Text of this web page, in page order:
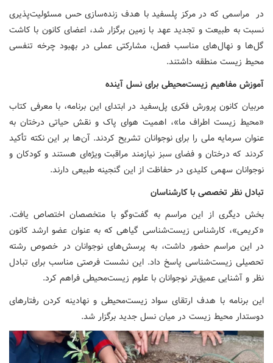
در مراسمی که در مرکز پلسفید با هدف زنده‌سازی حس مسئولیت‌پذیری
نسبت به طبیعت و تجدید عهد با زمین برگزار شد، اعضای کانون با کاشت
گل‌ها و نهال‌های مناسب فصل، مشارکتی عملی در بهبود چرخه تنفسی
محیط زیست منطقه داشتند.
آموزش مفاهیم زیست‌محیطی برای نسل آینده
مربیان کانون پرورش فکری پل‌سفید در ابتدای این برنامه، با معرفی کتاب
«محیط زیست اطراف ما»، اهمیت هوای پاک و نقش حیاتی درختان به
عنوان سرمایه ملی را برای نوجوانان تشریح کردند. آن‌ها بر این نکته تأکید
کردند که درختان و فضای سبز نیازمند مراقبت ویژه‌ای هستند و کودکان و
نوجوانان سهمی کلیدی در حفاظت از این گنجینه طبیعی دارند.
تبادل نظر تخصصی با کارشناسان
بخش دیگری از این مراسم به گفت‌وگو با متخصصان اختصاص یافت.
«کریمی»، کارشناس زیست‌شناسی گیاهی که به عنوان عضو ارشد کانون
در این مراسم حضور داشت، به پرسش‌های نوجوانان در خصوص رشته
تحصیلی زیست‌شناسی پاسخ داد. این نشست فرصتی مناسب برای تبادل
نظر و آشنایی عمیق‌تر نوجوانان با علوم زیست‌محیطی فراهم کرد.
این برنامه با هدف ارتقای سواد زیست‌محیطی و نهادینه کردن رفتارهای
دوستدار محیط زیست در میان نسل جدید برگزار شد.